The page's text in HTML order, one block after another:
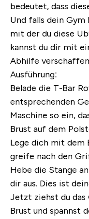
bedeutet, dass
Und falls dein Gym
mit der du diese
kannst du dir mit
Abhilfe
Ausführung:
Belade die T-Bar
entsprechenden
Maschine so ein,
Brust auf dem
Lege dich mit dem
greife nach den
Hebe die Stange
dir aus. Dies ist
Jetzt ziehst du das
Brust und spannst